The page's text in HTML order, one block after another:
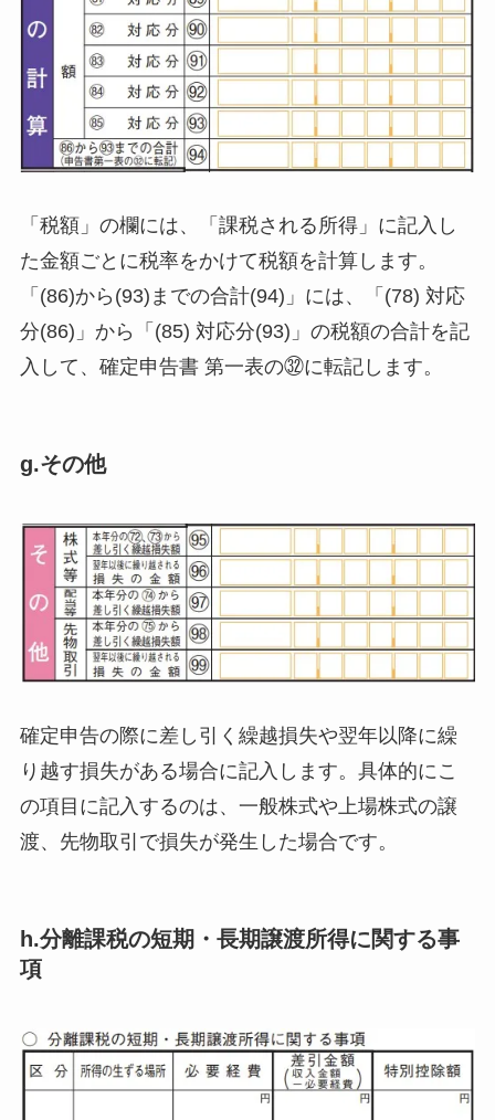
「税額」の欄には、「課税される所得」に記入し
た金額ごとに税率をかけて税額を計算します。
「(86)から(93)までの合計(94)」には、「(78) 対応
分(86)」から「(85) 対応分(93)」の税額の合計を記
入して、確定申告書 第一表の㉜に転記します。
g.その他
確定申告の際に差し引く繰越損失や翌年以降に繰
り越す損失がある場合に記入します。具体的にこ
の項目に記入するのは、一般株式や上場株式の譲
渡、先物取引で損失が発生した場合です。
h.分離課税の短期・長期譲渡所得に関する事
項